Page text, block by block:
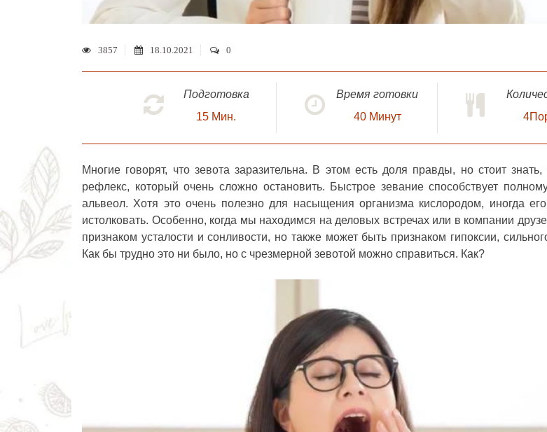
3857 18.10.2021 0
Подготовка
15 Мин.
Время готовки
40 Минут
Многие говорят, что зевота заразительна. В этом есть доля правды, но стоит
рефлекс, который очень сложно остановить. Быстрое зевание способствует
альвеол. Хотя это очень полезно для насыщения организма кислородом, иногда
истолковать. Особенно, когда мы находимся на деловых встречах или в компании
признаком усталости и сонливости, но также может быть признаком гипоксии,
Как бы трудно это ни было, но с чрезмерной зевотой можно справиться. Как?